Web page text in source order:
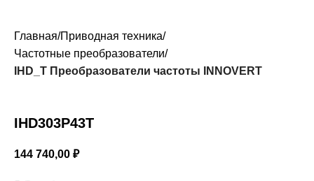
Главная Приводная техника
Частотные преобразователи
IHD_T Преобразователи частоты INNOVERT
IHD303P43T
144 740,00 ₽